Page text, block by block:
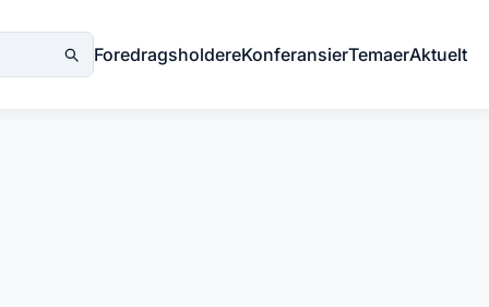
ForedragsholdereKonferansierTemaerAktuelt